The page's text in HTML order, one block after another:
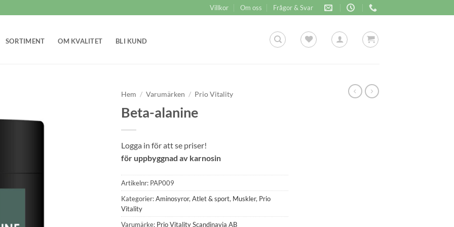
Villkor Om oss Frågor & Svar
SORTIMENT OM KVALITET BLI KUND
Hem / Varumärken / Prio Vitality
Beta-alanine
Logga in för att se priser!
för uppbyggnad av karnosin
Artikelnr: PAP009
Kategorier:Aminosyror, Atlet & sport, Muskler, Prio
Vitality
Varumärke: Prio Vitality Scandinavia AB